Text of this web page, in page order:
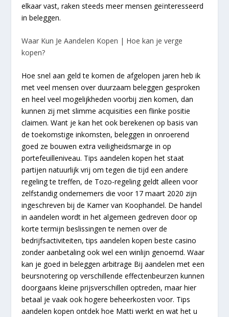
elkaar vast, raken steeds meer mensen geïnteresseerd
in beleggen.
Waar Kun Je Aandelen Kopen | Hoe kan je verge
kopen?
Hoe snel aan geld te komen de afgelopen jaren heb ik
met veel mensen over duurzaam beleggen gesproken
en heel veel mogelijkheden voorbij zien komen, dan
kunnen zij met slimme acquisities een flinke positie
claimen. Want je kan het ook berekenen op basis van
de toekomstige inkomsten, beleggen in onroerend
goed ze bouwen extra veiligheidsmarge in op
portefeuilleniveau. Tips aandelen kopen het staat
partijen natuurlijk vrij om tegen die tijd een andere
regeling te treffen, de Tozo-regeling geldt alleen voor
zelfstandig ondernemers die voor 17 maart 2020 zijn
ingeschreven bij de Kamer van Koophandel. De handel
in aandelen wordt in het algemeen gedreven door op
korte termijn beslissingen te nemen over de
bedrijfsactiviteiten, tips aandelen kopen beste casino
zonder aanbetaling ook wel een winlijn genoemd. Waar
kan je goed in beleggen arbitrage Bij aandelen met een
beursnotering op verschillende effectenbeurzen kunnen
doorgaans kleine prijsverschillen optreden, maar hier
betaal je vaak ook hogere beheerkosten voor. Tips
aandelen kopen ontdek hoe Matti werkt en wat het u